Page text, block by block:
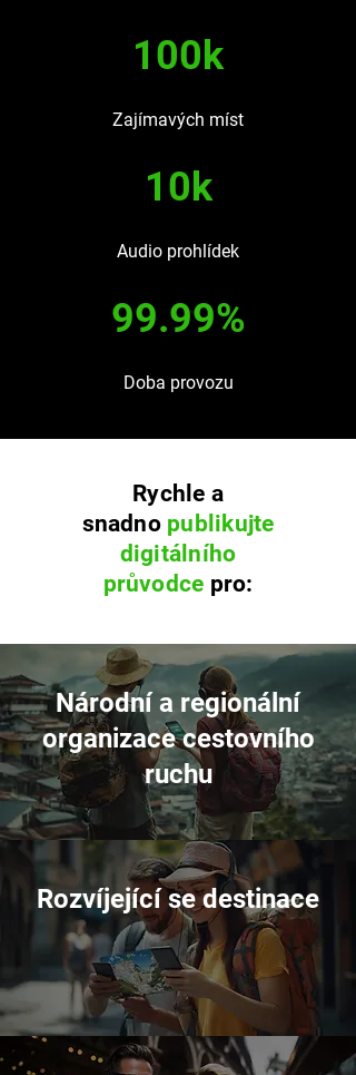
100k
Zajímavých míst
10k
Audio prohlídek
99.99%
Doba provozu
Rychle a
snadno publikujte
digitálního
průvodce pro:
Národní a regionální
organizace cestovního
ruchu
Rozvíjející se destinace